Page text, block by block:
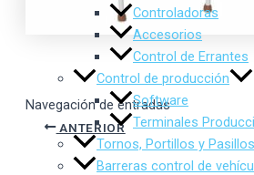
Controladoras
Accesorios
Control de Errantes
Control de producción
Software
Terminales
Tornos, Portillos y
Barreras control de
Navegación de entradas
ANTERIOR